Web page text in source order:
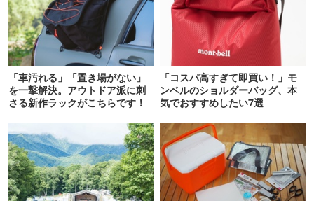
「車汚れる」「置き場がない」
を一撃解決。アウトドア派に刺
さる新作ラックがこちらです！
「コスパ高すぎて即買い！」モ
ンベルのショルダーバッグ、本
気でおすすめしたい7選